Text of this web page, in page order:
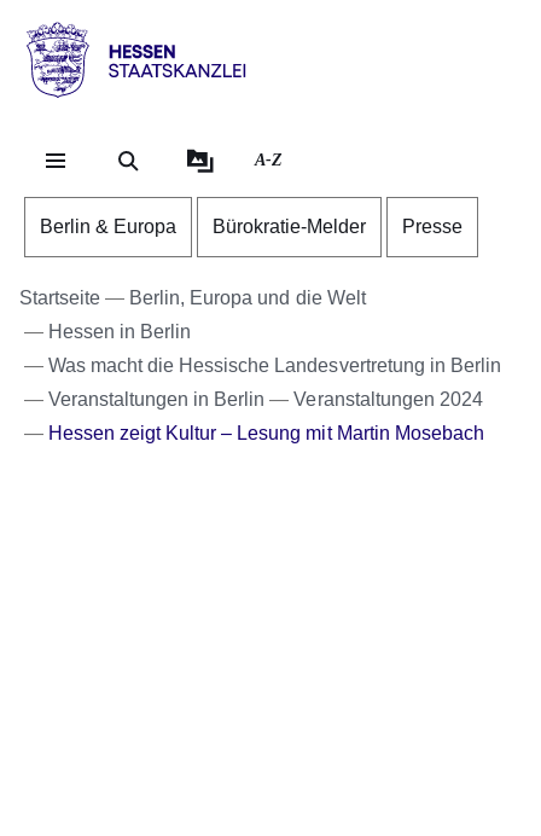
Hessen
Staatskanzlei
A-Z
Berlin & Europa Bürokratie-Melder Presse
Startseite
Berlin, Europa und die Welt
Hessen in Berlin
Was macht die Hessische Landesvertretung in Berlin
Veranstaltungen in Berlin
Veranstaltungen 2024
Hessen zeigt Kultur – Lesung mit Martin Mosebach